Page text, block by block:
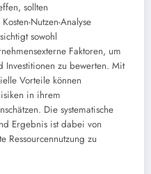
sollten
Nutzen-Analyse
sowohl
Faktoren, um
zu bewerten. Mit
Vorteile können
in ihrem
Die systematische
Ergebnis ist dabei von
Ressourcennutzung zu